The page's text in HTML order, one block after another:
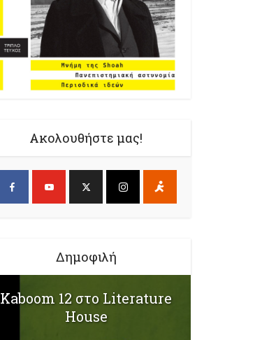
Ακολουθήστε μας!
Δημοφιλή
Kaboom 12 στο Literature
House